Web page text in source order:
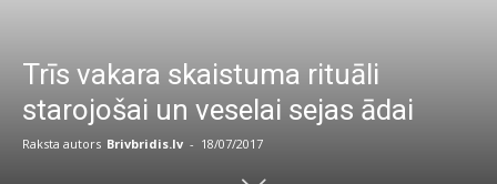
Trīs vakara skaistuma rituāli
starojošai un veselai sejas ādai
Raksta autors Brivbridis.lv - 18/07/2017